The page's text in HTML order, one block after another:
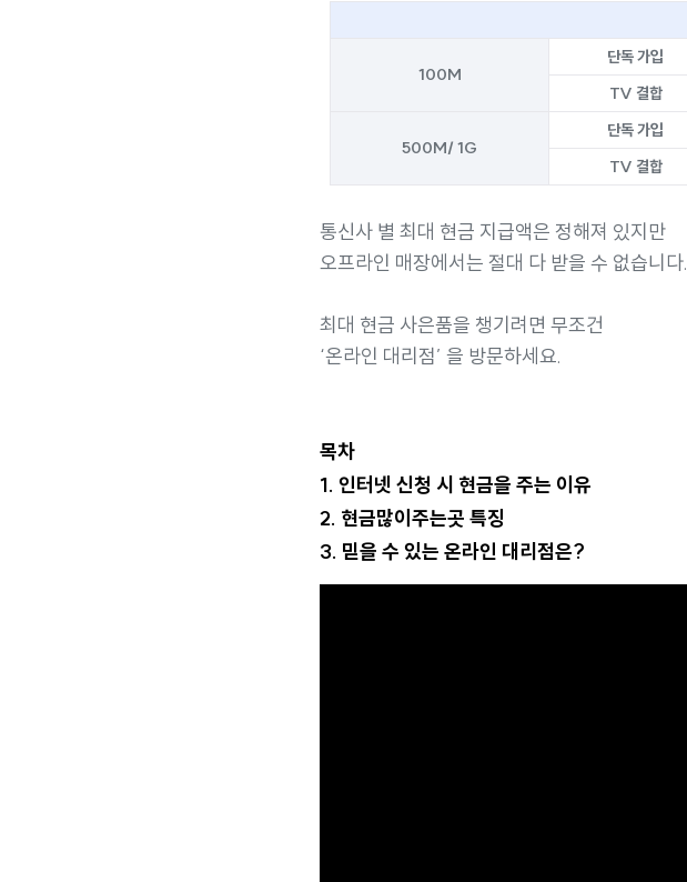
100M
단독 가입
TV 결합
500M/ 1G
단독 가입
TV 결합
통신사 별 최대 현금 지급액은 정해져 있지만
오프라인 매장에서는 절대 다 받을 수 없습니다.
최대 현금 사은품을 챙기려면 무조건
‘온라인 대리점’ 을 방문하세요.
목차
1. 인터넷 신청 시 현금을 주는 이유
2. 현금많이주는곳 특징
3. 믿을 수 있는 온라인 대리점은?